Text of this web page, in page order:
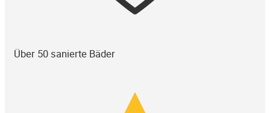
Über 50 sanierte Bäder